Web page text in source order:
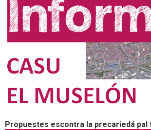
Propuestes escontra la precariedá pal